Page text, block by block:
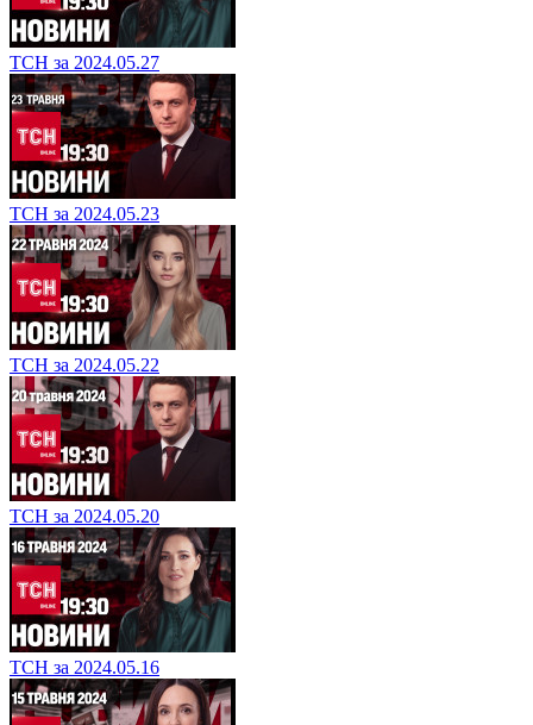
ТСН за 2024.05.27
ТСН за 2024.05.23
ТСН за 2024.05.22
ТСН за 2024.05.20
ТСН за 2024.05.16